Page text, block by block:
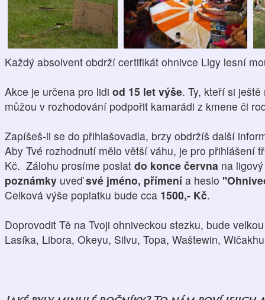
Každý absolvent obdrží certifikát ohnivce Ligy lesní
Akce je určena pro lidi od 15 let výše. Ty, kteří si
můžou v rozhodování podpořit kamarádi z kmene či
Zapíšeš-li se do přihlašovadla, brzy obdržíš další
Aby Tvé rozhodnutí mělo větší váhu, je pro přihlášení
Kč. Zálohu prosíme poslat do konce června na
poznámky uveďsvé jméno, přímení a heslo
Celková výše poplatku bude cca 1500,- Kč.
Doprovodit Tě na Tvoji ohniveckou stezku, bude
Lasíka, Libora, Okeyu, Silvu, Topa, Waštewin,